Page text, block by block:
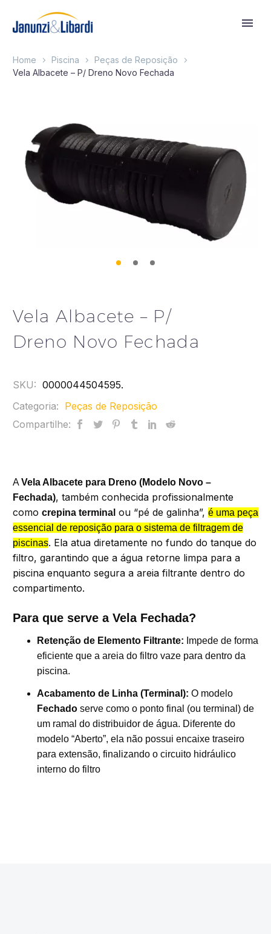
Home Piscina
Peças de Reposição
Vela Albacete – P/ Dreno Novo Fechada
Vela Albacete – P/
Dreno Novo Fechada
SKU: 0000044504595.
Categoria: Peças de Reposição
Compartilhe:
AVela Albacete para Dreno (Modelo Novo –
Fechada), também conhecida profissionalmente
como crepina terminal ou “pé de galinha”, é uma peça
essencial de reposição para o sistema de filtragem de
piscinas. Ela atua diretamente no fundo do tanque do
filtro, garantindo que a água retorne limpa para a
piscina enquanto segura a areia filtrante dentro do
compartimento.
Para que serve a Vela Fechada?
Retenção de Elemento Filtrante: Impede de forma
eficiente que a areia do filtro vaze para dentro da
piscina.
Acabamento de Linha (Terminal): O modelo
Fechado serve como o ponto final (ou terminal) de
um ramal do distribuidor de água. Diferente do
modelo “Aberto”, ela não possui encaixe traseiro
para extensão, finalizando o circuito hidráulico
interno do filtro